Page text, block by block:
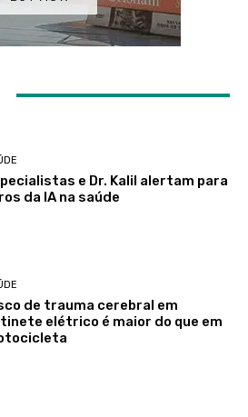
e Dr. Kalil alertam para
da IA na saúde
de trauma cerebral em
elétrico é maior do que em